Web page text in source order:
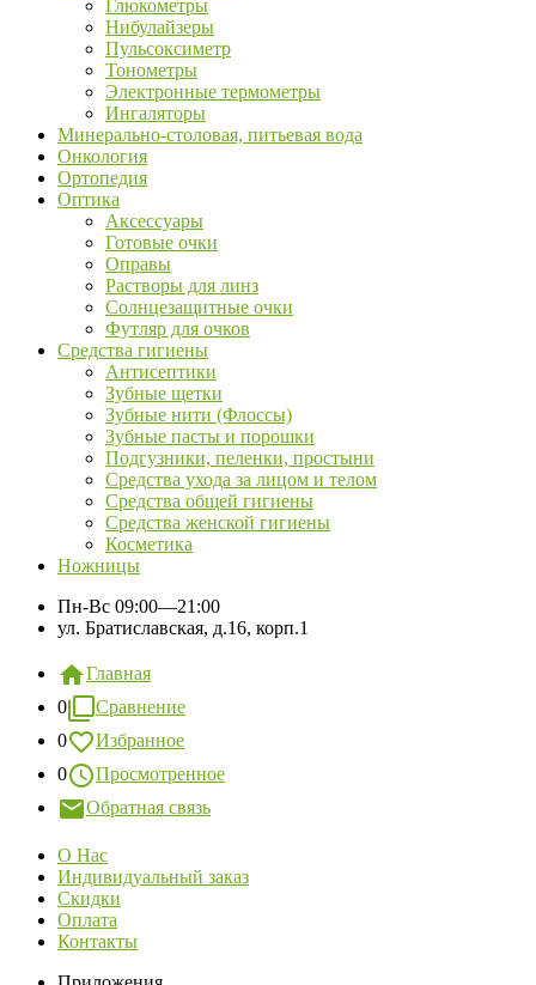
Глюкометры
Нибулайзеры
Пульсоксиметр
Тонометры
Электронные термометры
Ингаляторы
Минерально-столовая, питьевая вода
Онкология
Ортопедия
Оптика
Аксессуары
Готовые очки
Оправы
Растворы для линз
Солнцезащитные очки
Футляр для очков
Средства гигиены
Антисептики
Зубные щетки
Зубные нити (Флоссы)
Зубные пасты и порошки
Подгузники, пеленки, простыни
Средства ухода за лицом и телом
Средства общей гигиены
Средства женской гигиены
Косметика
Ножницы
Пн-Вс 09:00—21:00
ул. Братиславская, д.16, корп.1
Главная
0
Сравнение
0
Избранное
0
Просмотренное
Обратная связь
О Нас
Индивидуальный заказ
Скидки
Оплата
Контакты